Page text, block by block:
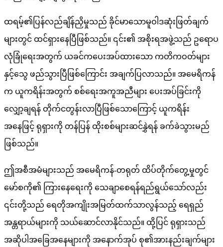
ထရမ့်၏ပြန်လည်ချိန်ညှိမှုသည် ခိုင်မာသောမူဝါဒဆုံးဖြတ်ချက်
များတွင် ထင်ရှားနေပြီဖြစ်သည်။ ၎င်း၏ အစိုးရအဖွဲ့သည် ဥရောပ
လုံခြုံရေးအတွက် ယခင်ကပေးအပ်ထားသော ကတိကဝတ်များ
နှင့်သွေ ဖည်သွားပြီဖြစ်ကြောင်း အချက်ပြလာသည်။ အမေရိကန်
က ယူကရိန်းအတွက် စစ်ရေးအကူအညီများ ပေးအပ်ခြင်းကို
လျှော့ချရန် တိုက်ငတွန်းလာပြီဖြစ်သောကြောင့် ယူကရိန်း
အနေဖြင့် ရုရှားကို တန်ပြန် ထိုးစစ်များဆင်နွှဲရန် ခက်ခဲသွားမည်
ဖြစ်သည်။
ဤအစီအမံများသည် အမေရိကန်-တရုတ် ထိပ်တိုက်တွေ့မှုတွင်
မော်စကို၏ ကြားနေရေးကို သေချာစေရန်ရည်ရွယ်သော်လည်း
၎င်းတို့သည် ရေတိုအကျိုးအမြတ်ထက်သာလွန်သည့် ရေရှည်
အန္တရာယ်များကို သယ်ဆောင်လာနိုင်သည်။ ထို့ပြင် ရုရှားသည်
အဆိုပါအခြေအနေများကို အနောက်အုပ် စု၏အားနည်းချက်များ